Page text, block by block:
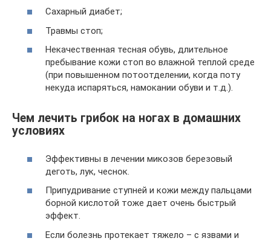
Сахарный диабет;
Травмы стоп;
Некачественная тесная обувь, длительное
пребывание кожи стоп во влажной теплой среде
(при повышенном потоотделении, когда поту
некуда испаряться, намокании обуви и т.д.).
Чем лечить грибок на ногах в домашних
условиях
Эффективны в лечении микозов березовый
деготь, лук, чеснок.
Припудривание ступней и кожи между пальцами
борной кислотой тоже дает очень быстрый
эффект.
Если болезнь протекает тяжело – с язвами и